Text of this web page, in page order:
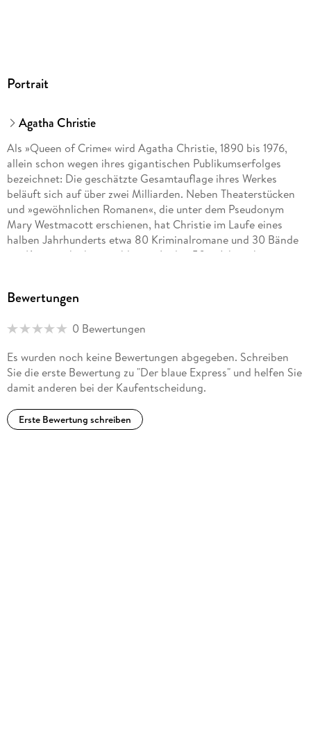
Portrait
Agatha Christie
Als »Queen of Crime« wird Agatha Christie, 1890 bis 1976,
allein schon wegen ihres gigantischen Publikumserfolges
bezeichnet: Die geschätzte Gesamtauflage ihres Werkes
beläuft sich auf über zwei Milliarden. Neben Theaterstücken
und »gewöhnlichen Romanen«, die unter dem Pseudonym
Mary Westmacott erschienen, hat Christie im Laufe eines
halben Jahrhunderts etwa 80 Kriminalromane und 30 Bände
mit Kurzgeschichten publiziert. In den 50er Jahren begann
heute, nach über 70-jähriger Laufzeit, im St. Martin s Theatre
eine der höchsten Auszeichnungen Großbritanniens
Bewertungen
0 Bewertungen
Es wurden noch keine Bewertungen abgegeben. Schreiben
Sie die erste Bewertung zu "Der blaue Express" und helfen Sie
damit anderen bei der Kaufentscheidung.
Erste Bewertung schreiben